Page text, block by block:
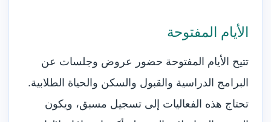
الأيام المفتوحة
تتيح الأيام المفتوحة حضور عروض وجلسات عن
البرامج الدراسية والقبول والسكن والحياة الطلابية.
تحتاج هذه الفعاليات إلى تسجيل مسبق، ويكون